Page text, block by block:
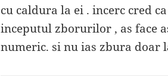
cu caldura la ei . incerc cred
inceputul zborurilor , as face
numeric. si nu ias zbura doar